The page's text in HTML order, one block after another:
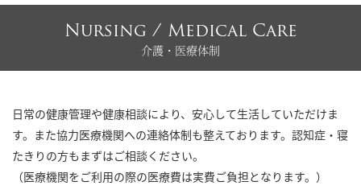
Nursing / Medical Care
介護・医療体制
日常の健康管理や健康相談により、安心して生活していただけま
す。また協力医療機関への連絡体制も整えております。認知症・寝
たきりの方もまずはご相談ください。
（医療機関をご利用の際の医療費は実費ご負担となります。）